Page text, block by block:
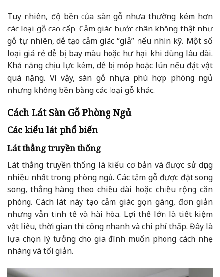
Tuy nhiên, độ bền của sàn gỗ nhựa thường kém hơn
các loại gỗ cao cấp. Cảm giác bước chân không thật như
gỗ tự nhiên, dễ tạo cảm giác “giả” nếu nhìn kỹ. Một số
loại giá rẻ dễ bị bay màu hoặc hư hại khi dùng lâu dài.
Khả năng chịu lực kém, dễ bị móp hoặc lún nếu đặt vật
quá nặng. Vì vậy, sàn gỗ nhựa phù hợp phòng ngủ
nhưng không bền bằng các loại gỗ khác.
Cách Lát Sàn Gỗ Phòng Ngủ
Các kiểu lát phổ biến
Lát thẳng truyền thống
Lát thẳng truyền thống là kiểu cơ bản và được sử dụng
nhiều nhất trong phòng ngủ. Các tấm gỗ được đặt song
song, thẳng hàng theo chiều dài hoặc chiều rộng căn
phòng. Cách lát này tạo cảm giác gọn gàng, đơn giản
nhưng vẫn tinh tế và hài hòa. Lợi thế lớn là tiết kiệm
vật liệu, thời gian thi công nhanh và chi phí thấp. Đây là
lựa chọn lý tưởng cho gia đình muốn phong cách nhẹ
nhàng và tối giản.